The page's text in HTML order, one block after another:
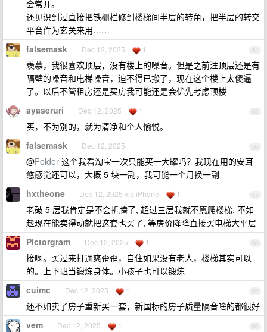
会常开。
还见识到过直接把铁栅栏修到楼梯间半层的转角，把半层的转交
平台作为玄关来用……
54
falsemask Dec 12, 2025 1
羡慕，我很喜欢顶层，没有楼上的噪音。但是之前注顶层还是有
隔壁的噪音和电梯噪音，迫不得已搬了，现在这个楼上太傻逼
了。以后不管租房还是买房我可能还是会优先考虑顶楼
55
ayaseruri Dec 12, 2025 1
买，不为别的，就为清净和个人愉悦。
56
falsemask Dec 12, 2025
@Folder 这个我看淘宝一次只能买一大罐吗？我现在用的安耳
悠感觉还可以，大概 5 块一副，我可能一个月换一副
57
hxtheone Dec 12, 2025 via iPhone 1
老破 5 层我肯定是不会折腾了, 超过三层我就不愿爬楼梯, 不如
趁现在能卖得动就把这套也买了, 等房价降降直接买电梯大平层
58
Pictorgram Dec 12, 2025 1
接啊。买过来打通爽歪歪，自住如果没有老人，楼梯其实可以
的。上下班当锻炼身体。小孩子也可以锻炼
59
cuimc Dec 12, 2025 1
还不如卖了房子重新买一套，新国标的房子质量隔音啥的都很好
60
vem Dec 12, 2025 1